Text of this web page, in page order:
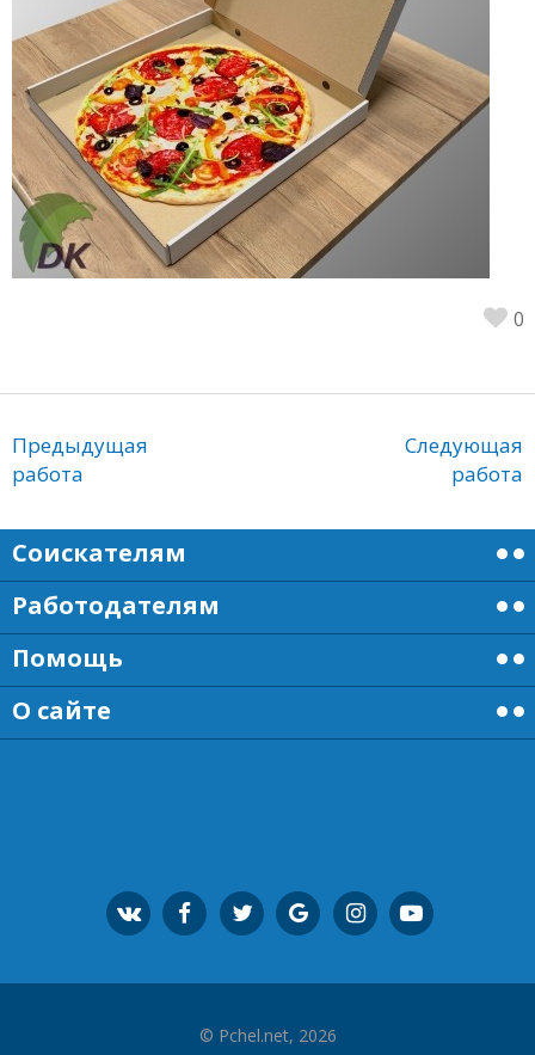
0
Предыдущая
работа
Следующая
работа
Соискателям
Работодателям
Помощь
О сайте
© Pchel.net, 2026